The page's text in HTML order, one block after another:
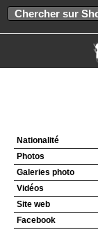
Nationalité
Photos
Galeries photo
Vidéos
Site web
Facebook